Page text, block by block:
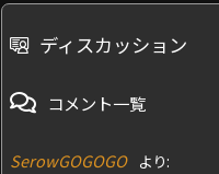
ディスカッション
コメント一覧
SerowGOGOGO より: